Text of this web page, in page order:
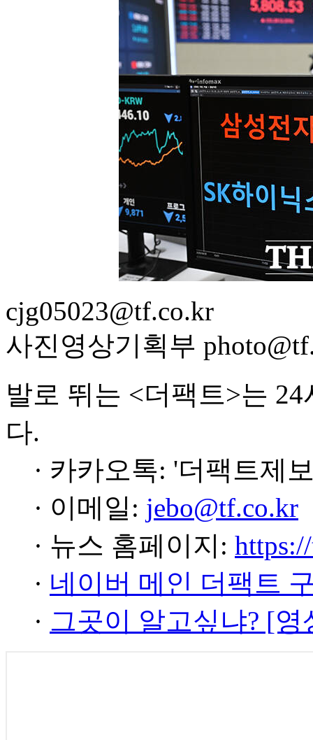
cjg05023@tf.co.kr
사진영상기획부
발로 뛰는 <더팩트>는
다.
· 카카오톡: '더팩트제
· 이메일: jebo@tf.co.kr
· 뉴스 홈페이지:
· 네이버 메인 더팩트
· 그곳이 알고싶냐? [